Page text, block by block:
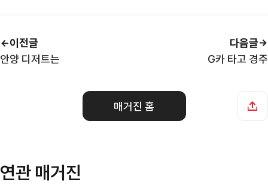
이전글
안양 디저트는
G카 타고 경주
다음글
매거진 홈
연관 매거진